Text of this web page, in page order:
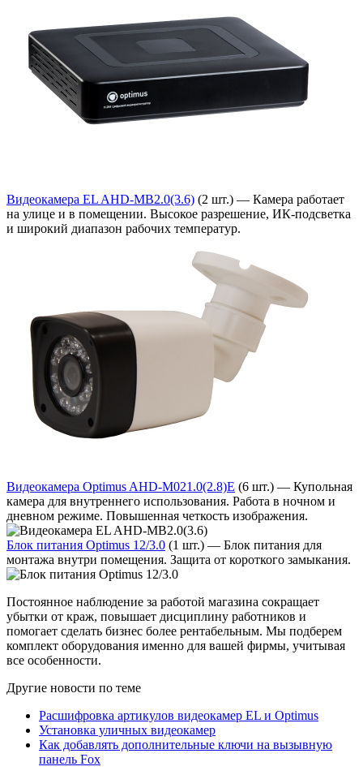
Видеокамера EL AHD-MB2.0(3.6) (2 шт.) — Камера работает
на улице и в помещении. Высокое разрешение, ИК-подсветка
и широкий диапазон рабочих температур.
Видеокамера Optimus AHD-M021.0(2.8)E (6 шт.) — Купольная
камера для внутреннего использования. Работа в ночном и
дневном режиме. Повышенная четкость изображения.
Блок питания Optimus 12/3.0 (1 шт.) — Блок питания для
монтажа внутри помещения. Защита от короткого замыкания.
Постоянное наблюдение за работой магазина сокращает
убытки от краж, повышает дисциплину работников и
помогает сделать бизнес более рентабельным. Мы подберем
комплект оборудования именно для вашей фирмы, учитывая
все особенности.
Другие новости по теме
Расшифровка артикулов видеокамер EL и Optimus
Установка уличных видеокамер
Как добавлять дополнительные ключи на вызывную
панель Fox